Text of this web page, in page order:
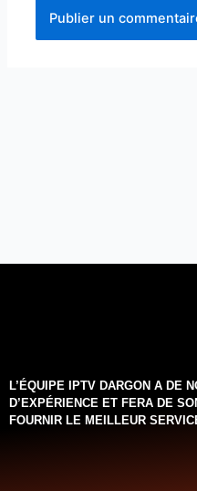
L’ÉQUIPE IPTV DARGON A DE
D’EXPÉRIENCE ET FERA DE
FOURNIR LE MEILLEUR